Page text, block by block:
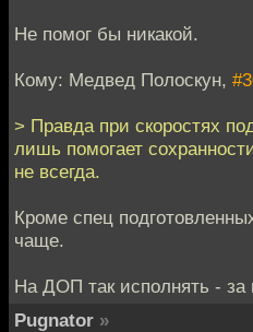
Не помог бы никакой.
Кому: Медвед Полоскун,
> Правда при скоростях
лишь помогает
не всегда.
Кроме спец
чаще.
На ДОП так исполнять - за
Pugnator »